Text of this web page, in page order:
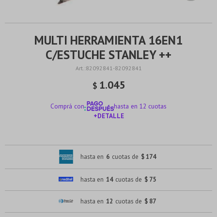
MULTI HERRAMIENTA 16EN1
C/ESTUCHE STANLEY ++
82092841-82092841
$ 1.045
Comprá con
hasta en 12 cuotas
+DETALLE
hasta en 6 cuotas de $ 174
hasta en 14 cuotas de $ 75
hasta en 12 cuotas de $ 87